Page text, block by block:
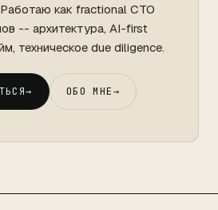
как fractional CTO
-- архитектура, AI-first
техническое due diligence.
→ ОБО МНЕ→